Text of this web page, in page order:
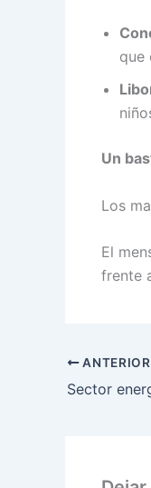
que
Un
Los
El
frente
ANTERIOR